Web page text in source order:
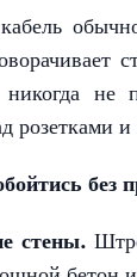
не
розетками
без
стены.